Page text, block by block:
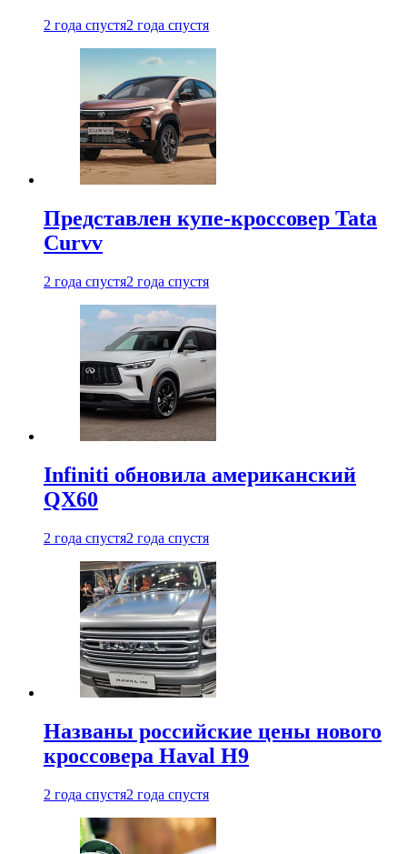
2 года спустя2 года спустя
Представлен купе-кроссовер Tata
Curvv
2 года спустя2 года спустя
Infiniti обновила американский
QX60
2 года спустя2 года спустя
Названы российские цены нового
кроссовера Haval H9
2 года спустя2 года спустя